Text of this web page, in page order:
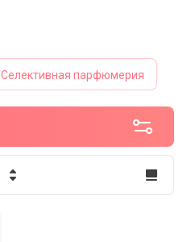
Селективная парфюмерия